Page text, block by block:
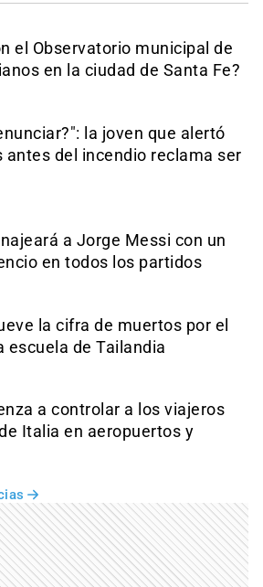
el Observatorio municipal de
en la ciudad de Santa Fe?
la joven que alertó
antes del incendio reclama ser
a Jorge Messi con un
en todos los partidos
la cifra de muertos por el
escuela de Tailandia
a controlar a los viajeros
Italia en aeropuertos y